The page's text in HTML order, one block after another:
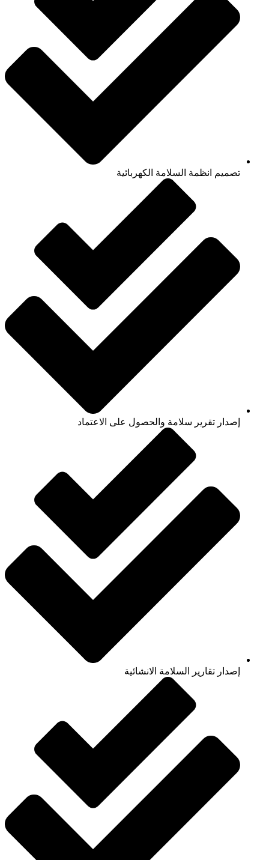
تصميم انظمة السلامة الكهربائية
إصدار تقرير سلامة والحصول على الاعتماد
إصدار تقارير السلامة الانشائية